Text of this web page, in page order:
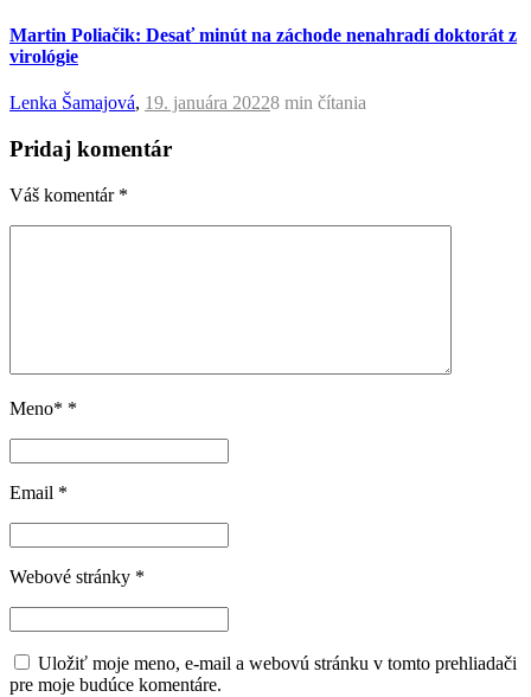
Martin Poliačik: Desať minút na záchode nenahradí doktorát z
virológie
Lenka Šamajová, 19. januára 20228 min čítania
Pridaj komentár
Váš komentár *
Meno* *
Email *
Webové stránky *
Uložiť moje meno, e-mail a webovú stránku v tomto prehliadači
pre moje budúce komentáre.